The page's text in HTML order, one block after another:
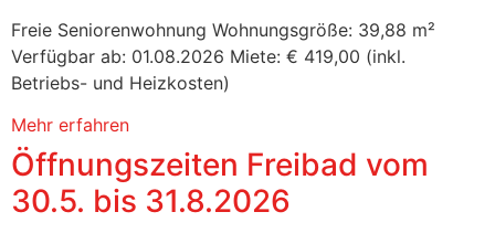
Freie Seniorenwohnung Wohnungsgröße: 39,88 m²
Verfügbar ab: 01.08.2026 Miete: € 419,00 (inkl.
Betriebs- und Heizkosten)
Mehr erfahren
Öffnungszeiten Freibad vom
30.5. bis 31.8.2026